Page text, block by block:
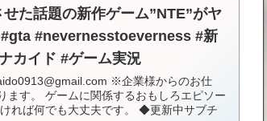
た話題の新作ゲーム”NTE”がヤ
#nevernesstoeverness #新
カイド #ゲーム実況
※企業様からのお仕
ます。 ゲームに関係するおもしろエピソー
れば何でも大丈夫です。 ◆更新中サブチ